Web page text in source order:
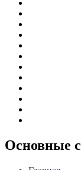
Основные